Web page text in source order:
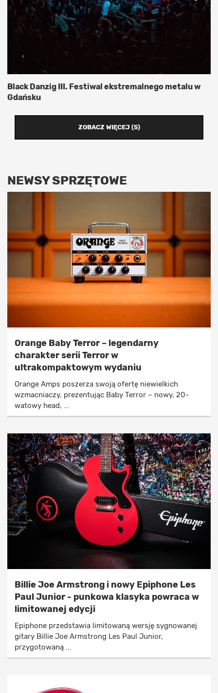
Black Danzig III. Festiwal ekstremalnego metalu w
Gdańsku
ZOBACZ WIĘCEJ (5)
NEWSY SPRZĘTOWE
Orange Baby Terror – legendarny
charakter serii Terror w
ultrakompaktowym wydaniu
Orange Amps poszerza swoją ofertę niewielkich
wzmacniaczy, prezentując Baby Terror – nowy, 20-
watowy head, ...
Billie Joe Armstrong i nowy Epiphone Les
Paul Junior - punkowa klasyka powraca w
limitowanej edycji
Epiphone przedstawia limitowaną wersję sygnowanej
gitary Billie Joe Armstrong Les Paul Junior,
przygotowaną ...